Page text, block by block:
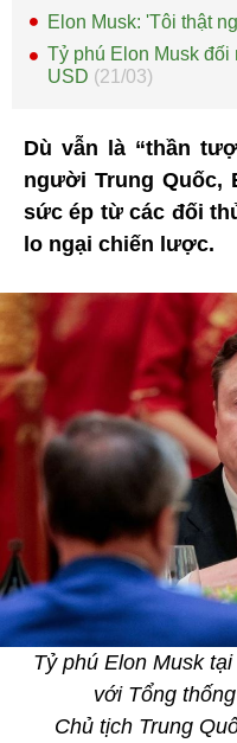
Elon Musk: 'Tôi thật
Tỷ phú Elon Musk
USD (21/03)
Dù vẫn là “thần
người Trung Quốc,
sức ép từ các đối
lo ngại chiến lược.
Tỷ phú Elon Musk
với Tổng
Chủ tịch Trung